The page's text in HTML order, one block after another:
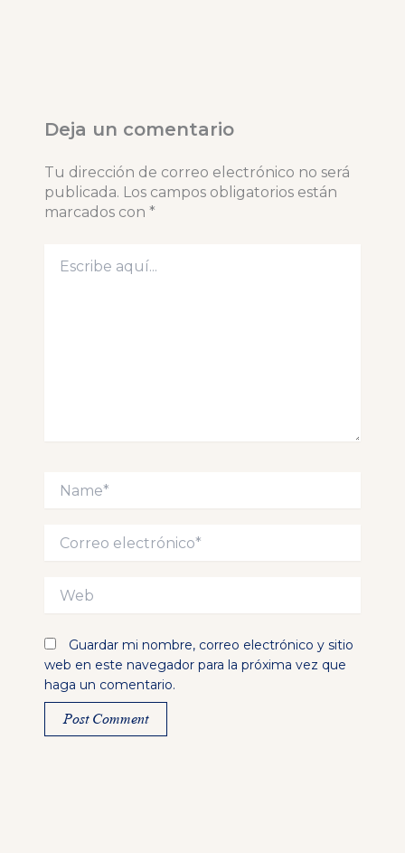
Deja un comentario
Tu dirección de correo electrónico no será
publicada. Los campos obligatorios están
marcados con *
aquí...
electrónico*
Guardar mi nombre, correo electrónico y sitio
web en este navegador para la próxima vez que
haga un comentario.